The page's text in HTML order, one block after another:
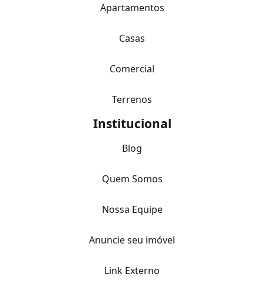
Apartamentos
Casas
Comercial
Terrenos
Institucional
Blog
Quem Somos
Nossa Equipe
Anuncie seu imóvel
Link Externo